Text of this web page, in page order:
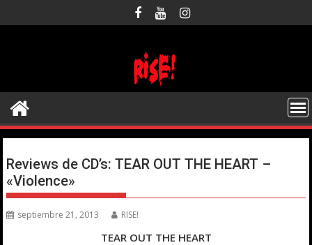
al
Reviews de CD’s: TEAR OUT THE HEART –
«Violence»
septiembre 21, 2013 RISE!
TEAR OUT THE HEART